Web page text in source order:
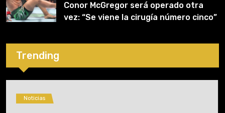
Conor McGregor será operado otra
vez: “Se viene la cirugía número cinco”
Trending
Noticias